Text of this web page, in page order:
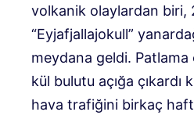
volkanik olaylardan biri,
“Eyjafjallajokull”
meydana geldi.
kül bulutu açığa çıkardı
hava trafiğini birkaç